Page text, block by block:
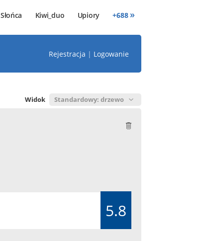
Kiwi_duo Upiory +688 »
Rejestracja | Logowanie
Widok
5.8